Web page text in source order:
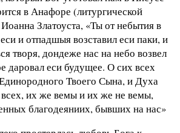
в Анафоре (литургической
Златоуста, «Ты от небытия в
и отпадшыя возставил еси паки, и
творя, дондеже нас на небо возвел
даровал еси будущее. О сих всех
Твоего Сына, и Духа
всех, их же вемы и их же не вемы,
благодеяниих, бывших на нас»